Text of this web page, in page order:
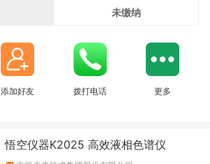
未缴纳
添加好友 拨打电话 更多
悟空仪器K2025 高效液相色谱仪